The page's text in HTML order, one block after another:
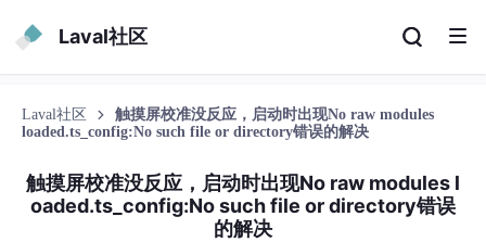
Laval社区
Laval社区
触摸屏校准没反应，启动时出现No raw modules
loaded.ts_config:No such file or directory错误的解决
触摸屏校准没反应，启动时出现No raw modules l
oaded.ts_config:No such file or directory错误
的解决